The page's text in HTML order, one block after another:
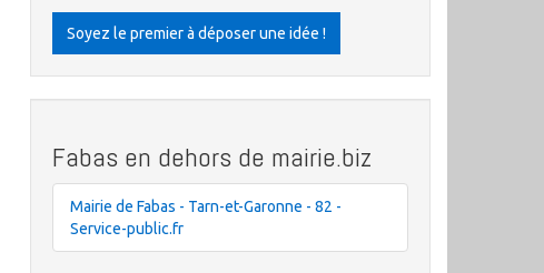
Soyez le premier à déposer une idée !
Fabas en dehors de mairie.biz
Mairie de Fabas - Tarn-et-Garonne - 82 -
Service-public.fr